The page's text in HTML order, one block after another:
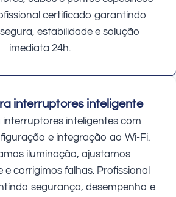
certificado garantindo
estabilidade e solução
imediata 24h.
interruptores inteligente
interruptores inteligentes com
e integração ao Wi-Fi.
iluminação, ajustamos
corrigimos falhas. Profissional
segurança, desempenho e